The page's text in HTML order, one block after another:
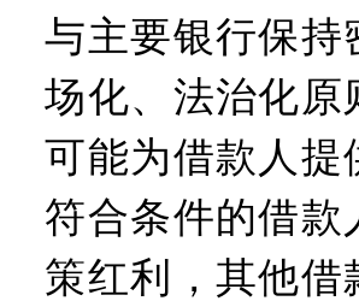
与主要银行保持
场化、法治化原
可能为借款人提
符合条件的借款
策红利，其他借